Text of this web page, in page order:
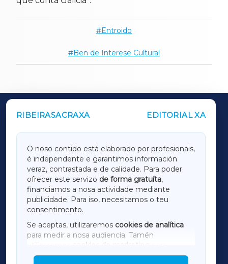
Entroido
Ben de Interese Cultural
RIBEIRASACRAXA EDITORIAL XA
O noso contido está elaborado por profesionais,
é independente e garantimos información
veraz, contrastada e de calidade. Para poder
ofrecer este servizo de forma gratuíta,
financiamos a nosa actividade mediante
publicidade. Para iso, necesitamos o teu
consentimento.
Se aceptas, utilizaremos cookies de analítica
para medir a nosa audiencia. Tamén
utilizaremos
cookies de marketing
mostrar publicidade de terceiros.
OUTROS PERIÓDICOS
LUGOXA
TERRACHAXA
AMARIÑAXA